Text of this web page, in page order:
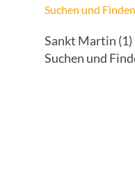
Sankt Martin (1)
Suchen und